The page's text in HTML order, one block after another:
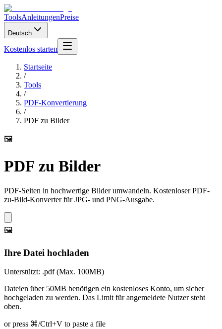
ToolsAnleitungenPreise
Deutsch
Kostenlos starten
Startseite
/
Tools
/
PDF-Konvertierung
/
PDF zu Bilder
🖼️
PDF zu Bilder
PDF-Seiten in hochwertige Bilder umwandeln. Kostenloser PDF-
zu-Bild-Konverter für JPG- und PNG-Ausgabe.
🖼️
Ihre Datei hochladen
Unterstützt: .pdf (Max. 100MB)
Dateien über 50MB benötigen ein kostenloses Konto, um sicher
hochgeladen zu werden. Das Limit für angemeldete Nutzer steht
oben.
or press ⌘/Ctrl+V to paste a file